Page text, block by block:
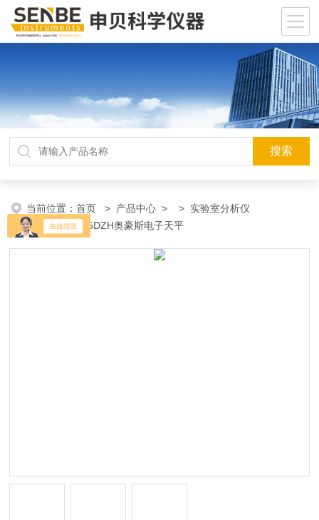
当前位置：首页 > 产品中心 > > 实验室分析仪
器
> PWN125DZH奥豪斯电子天平